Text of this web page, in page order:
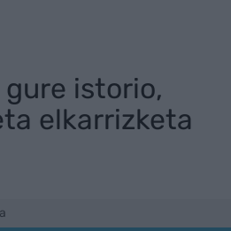
istorio,
elkarrizketa